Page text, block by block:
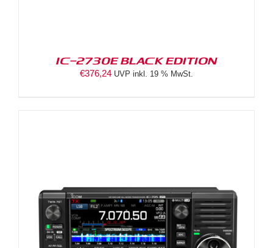
IC-2730E BLACK EDITION
€376,24 UVP inkl. 19 % MwSt.